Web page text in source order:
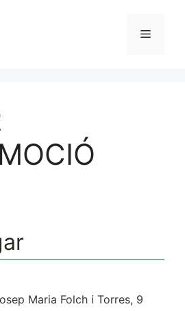
Menú
Maria Folch i Torres, 9